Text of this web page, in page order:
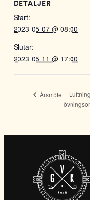
DETALJER
Start:
2023-05-07 @ 08:00
Slutar:
2023-05-11 @ 17:00
Årsmöte